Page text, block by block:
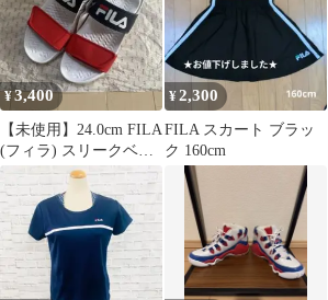
¥3,400
【未使用】24.0cm FILA
(フィラ) スリークベル
トラップサンダル
¥2,300
FILA スカート ブラッ
ク 160cm